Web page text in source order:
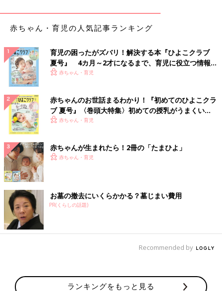
赤ちゃん・育児の人気記事ランキング
育児の困ったがズバリ！解決する本『ひよこクラブ
夏号』 4カ月～2才になるまで、育児に役立つ情報が
いっぱい！
赤ちゃん・育児
赤ちゃんのお世話まるわかり！『初めてのひよこクラ
ブ 夏号』〈巻頭大特集〉初めての授乳がうまくい
く！ おっぱい・ミルクの基本と夏のトラブル 解決テ
赤ちゃん・育児
赤ちゃんが生まれたら！2冊の「たまひよ」
赤ちゃん・育児
お墓の撤去にいくらかかる？墓じまい費用
PR(くらしの話題)
Recommended by
ランキングをもっと見る